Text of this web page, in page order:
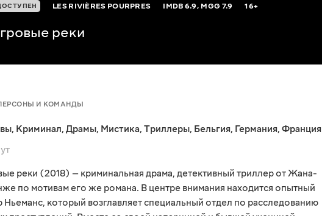
LES RIVIÈRES POURPRES IMDB6.9, MGG7.9 16+
реки
И КОМАНДЫ
, Криминал, Драмы, Мистика, Триллеры, Бельгия, Германия, Франция
реки (2018) — криминальная драма, детективный триллер от Жана-
по мотивам его же романа. В центре внимания находится опытный
Ньеманс, который возглавляет специальный отдел по расследованию